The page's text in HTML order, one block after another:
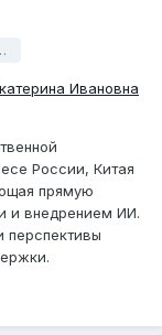
Ивановна
России, Китая
прямую
и внедрением ИИ.
перспективы